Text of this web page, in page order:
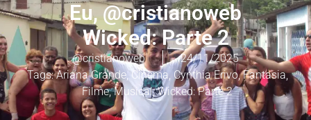
Eu, @cristianoweb
Wicked: Parte 2
@cristianoweb
24/11/2025
Tags:Ariana Grande, Cinema, Cynthia Erivo,Fantasia,
Filme,Musical,Wicked: Parte 2